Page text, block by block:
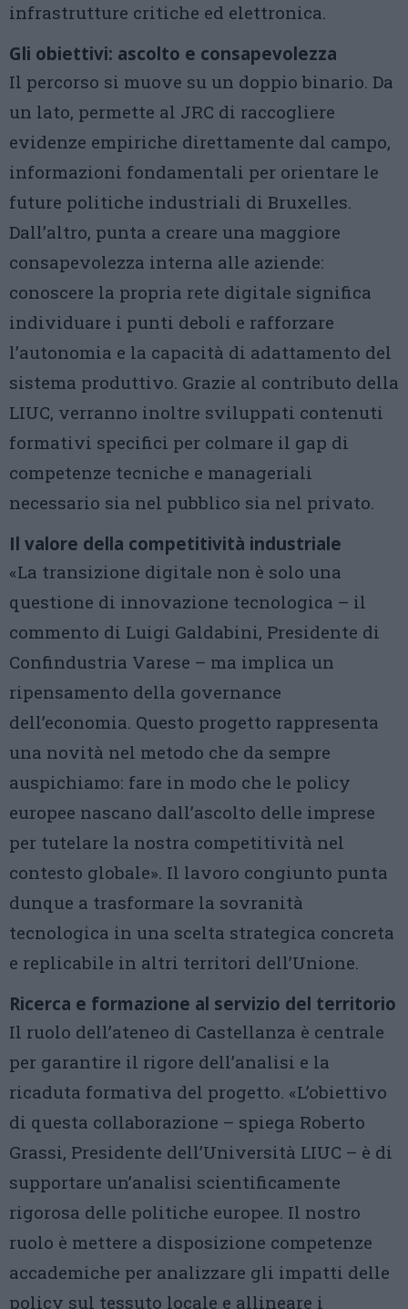
infrastrutture critiche ed elettronica.
Gli obiettivi: ascolto e consapevolezza
Il percorso si muove su un doppio binario. Da
un lato, permette al JRC di raccogliere
evidenze empiriche direttamente dal campo,
informazioni fondamentali per orientare le
future politiche industriali di Bruxelles.
Dall’altro, punta a creare una maggiore
consapevolezza interna alle aziende:
conoscere la propria rete digitale significa
individuare i punti deboli e rafforzare
l’autonomia e la capacità di adattamento del
sistema produttivo. Grazie al contributo della
LIUC, verranno inoltre sviluppati contenuti
formativi specifici per colmare il gap di
competenze tecniche e manageriali
necessario sia nel pubblico sia nel privato.
Il valore della competitività industriale
«La transizione digitale non è solo una
questione di innovazione tecnologica – il
commento di Luigi Galdabini, Presidente di
Confindustria Varese – ma implica un
ripensamento della governance
dell’economia. Questo progetto rappresenta
una novità nel metodo che da sempre
auspichiamo: fare in modo che le policy
europee nascano dall’ascolto delle imprese
per tutelare la nostra competitività nel
contesto globale». Il lavoro congiunto punta
dunque a trasformare la sovranità
tecnologica in una scelta strategica concreta
e replicabile in altri territori dell’Unione.
Ricerca e formazione al servizio del territorio
Il ruolo dell’ateneo di Castellanza è centrale
per garantire il rigore dell’analisi e la
ricaduta formativa del progetto. «L’obiettivo
di questa collaborazione – spiega Roberto
Grassi, Presidente dell’Università LIUC – è di
supportare un’analisi scientificamente
rigorosa delle politiche europee. Il nostro
ruolo è mettere a disposizione competenze
accademiche per analizzare gli impatti delle
policy sul tessuto locale e allineare i